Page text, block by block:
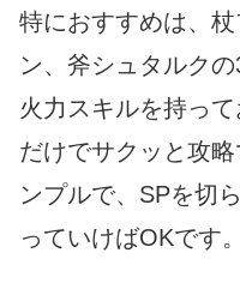
特におすすめは、
ン、斧シュタルク
火力スキルを持っ
だけでサクッと攻
ンプルで、SPを切
っていけばOKです。